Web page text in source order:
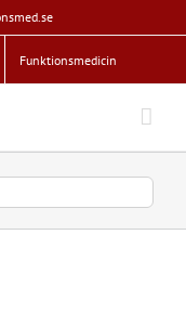
Funktionsmedicin